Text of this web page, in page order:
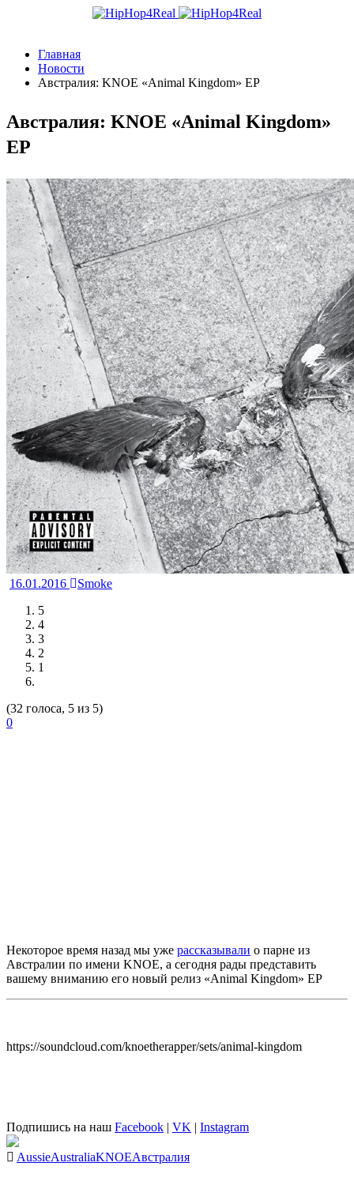
Главная
Новости
Австралия: KNOE «Animal Kingdom» EP
Австралия: KNOE «Animal Kingdom»
EP
16.01.2016
Smoke
5
4
3
2
1
(32 голоса, 5 из 5)
0
Некоторое время назад мы уже рассказывали о парне из
Австралии по имени KNOE, а сегодня рады представить
вашему вниманию его новый релиз «Animal Kingdom» EP
https://soundcloud.com/knoetherapper/sets/animal-kingdom
Подпишись на наш Facebook | VK | Instagram
AussieAustraliaKNOEАвстралия